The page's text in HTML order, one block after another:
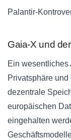
Palantir-
Gaia-X und
Ein wesentliches
Privatsphäre und
dezentrale
europäischen
eingehalten